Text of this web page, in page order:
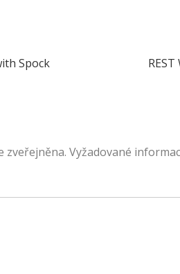
Spock
zveřejněna. Vyžadované